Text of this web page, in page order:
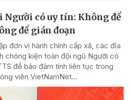
Người có uy tín: Không để
để gián đoạn
đơn vị hành chính cấp xã, các địa
chóng kiện toàn đội ngũ Người có
để bảo đảm tính liên tục trong
viên VietNamNet...